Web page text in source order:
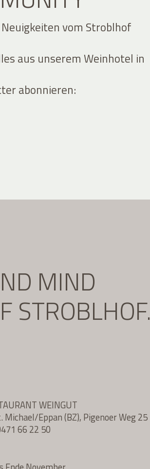
vom Stroblhof
aus unserem Weinhotel in
abonnieren:
MIND
STROBLHOF.
WEINGUT
Eppan (BZ), Pigenoer Weg 25
66 22 50